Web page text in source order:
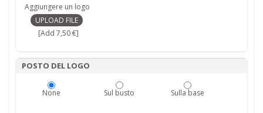
Aggiungere un logo
[Add 7,50 €]
POSTO DEL LOGO
None Sul busto Sulla base